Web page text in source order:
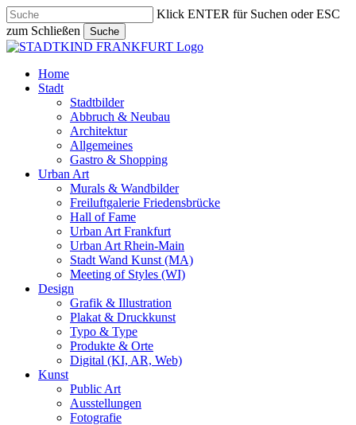
Skip
to
main
content
Klick ENTER für Suchen oder ESC
zum Schließen
Suche
Close
search
Menu
Home
Stadt
Stadtbilder
Abbruch & Neubau
Architektur
Allgemeines
Gastro & Shopping
Urban Art
Murals & Wandbilder
Freiluftgalerie Friedensbrücke
Hall of Fame
Urban Art Frankfurt
Urban Art Rhein-Main
Stadt Wand Kunst (MA)
Meeting of Styles (WI)
Design
Grafik & Illustration
Plakat & Druckkunst
Typo & Type
Produkte & Orte
Digital (KI, AR, Web)
Kunst
Public Art
Ausstellungen
Fotografie